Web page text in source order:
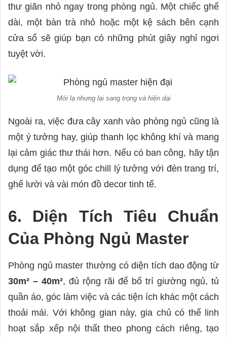
thư giãn nhỏ ngay trong phòng ngủ. Một chiếc ghế
dài, một bàn trà nhỏ hoặc một kệ sách bên cạnh
cửa sổ sẽ giúp bạn có những phút giây nghỉ ngơi
tuyệt vời.
Mới lạ nhưng lại sang trọng và hiện dại
Ngoài ra, việc đưa cây xanh vào phòng ngủ cũng là
một ý tưởng hay, giúp thanh lọc không khí và mang
lại cảm giác thư thái hơn. Nếu có ban công, hãy tận
dụng để tạo một góc chill lý tưởng với đèn trang trí,
ghế lười và vài món đồ decor tinh tế.
6. Diện Tích Tiêu Chuẩn
Của Phòng Ngủ Master
Phòng ngủ master thường có diện tích dao động từ
30m² – 40m², đủ rộng rãi để bố trí giường ngủ, tủ
quần áo, góc làm việc và các tiện ích khác một cách
thoải mái. Với không gian này, gia chủ có thể linh
hoạt sắp xếp nội thất theo phong cách riêng, tạo